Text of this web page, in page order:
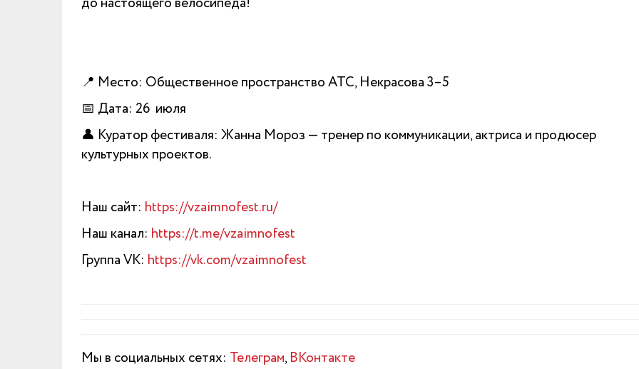
📍 Место: Общественное пространство АТС, Некрасова 3–5
📅 Дата: 26 июля
👤 Куратор фестиваля: Жанна Мороз — тренер по коммуникации, актриса и продюсер
культурных проектов.
Наш сайт: https://vzaimnofest.ru/
Наш канал: https://t.me/vzaimnofest
Группа VK: https://vk.com/vzaimnofest
Мы в социальных сетях: Телеграм,ВКонтакте